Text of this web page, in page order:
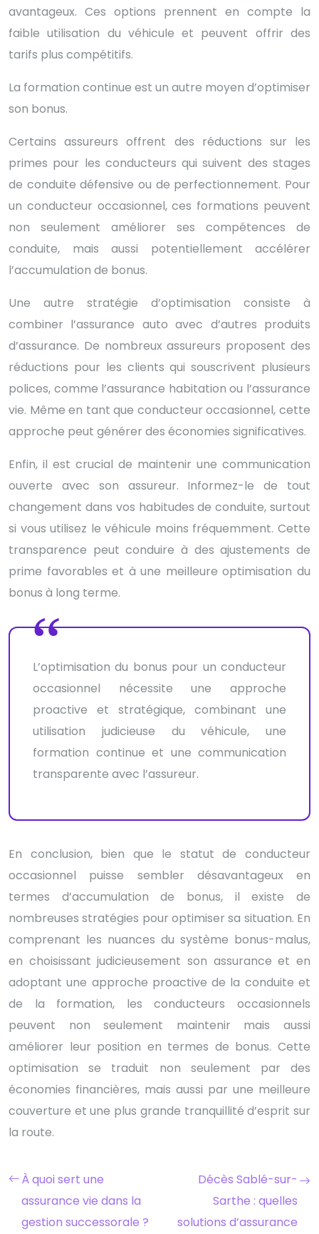
avantageux. Ces options prennent en compte la
faible utilisation du véhicule et peuvent offrir des
tarifs plus compétitifs.
La formation continue est un autre moyen d’optimiser
son bonus.
Certains assureurs offrent des réductions sur les
primes pour les conducteurs qui suivent des stages
de conduite défensive ou de perfectionnement. Pour
un conducteur occasionnel, ces formations peuvent
non seulement améliorer ses compétences de
conduite, mais aussi potentiellement accélérer
l’accumulation de bonus.
Une autre stratégie d’optimisation consiste à
combiner l’assurance auto avec d’autres produits
d’assurance. De nombreux assureurs proposent des
réductions pour les clients qui souscrivent plusieurs
polices, comme l’assurance habitation ou l’assurance
vie. Même en tant que conducteur occasionnel, cette
approche peut générer des économies significatives.
Enfin, il est crucial de maintenir une communication
ouverte avec son assureur. Informez-le de tout
changement dans vos habitudes de conduite, surtout
si vous utilisez le véhicule moins fréquemment. Cette
transparence peut conduire à des ajustements de
prime favorables et à une meilleure optimisation du
bonus à long terme.
L’optimisation du bonus pour un conducteur
occasionnel nécessite une approche
proactive et stratégique, combinant une
utilisation judicieuse du véhicule, une
formation continue et une communication
transparente avec l’assureur.
En conclusion, bien que le statut de conducteur
occasionnel puisse sembler désavantageux en
termes d’accumulation de bonus, il existe de
nombreuses stratégies pour optimiser sa situation. En
comprenant les nuances du système bonus-malus,
en choisissant judicieusement son assurance et en
adoptant une approche proactive de la conduite et
de la formation, les conducteurs occasionnels
peuvent non seulement maintenir mais aussi
améliorer leur position en termes de bonus. Cette
optimisation se traduit non seulement par des
économies financières, mais aussi par une meilleure
couverture et une plus grande tranquillité d’esprit sur
la route.
À quoi sert une
assurance vie dans la
gestion successorale ?
Décès Sablé-sur-
Sarthe : quelles
solutions d’assurance